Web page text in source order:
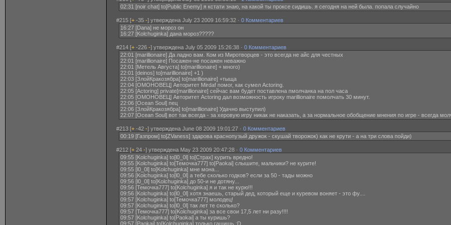
02:31 [noir chat] to[Public Enemy] я кстати знаю, на какой ты проксе сидишь. я сегодня на ней была. попала случайно
#215 [+ -35 -] утверждена July 23 2009 16:59:32 · 0 Комментариев
16:27 [Dana] не мороз он
16:27 [Kolchuginka] дана мороз?????
#214 [+ -226 -] утверждена July 05 2009 15:26:38 · 0 Комментариев
22:01 [marillionaire] Да ладно вам. Ком из Миротворцев - это всегда не айс для честных
22:01 [marillionaire] Посажен-не посажен неважно
22:01 [Метель Августа] to[marillionaire] + много)
22:01 [deinos] to[marillionaire] +1 )
22:03 [ЗлойКракозябра] to[marillionaire] +тыща
22:04 [ОМОНОВЕЦ] Авторитет Mirdaf помог, как сумел Actoring.
22:05 [Actoring] private[marillionaire] сейчас вам будет поставлена пмолчанка на пол часа
22:05 [ОМОНОВЕЦ] Авторитет Actoring дал возможность игроку marillionaire помолчать 30 минут.
22:06 [Ocean Soul] пец
22:06 [ЗлойКракозябра] to[marillionaire] Удачно выступил)
22:07 [Ocean Soul] вот так всегда - за херовую игру никак не наказать, а за нормальное обобщение мнения по игре - всегда
#213 [+ -42 -] утверждена June 08 2009 19:01:27 · 0 Комментариев
00:19 [Газпром] to[ZVaness] здарова краснопузый дружок - скушай творожок) как не крути - а на три слова пойди)
#212 [+ 24 -] утверждена May 23 2009 20:47:28 · 0 Комментариев
09:55 [Kolchuginka] to[l0_0l] to[Страх] курить вредно!
09:55 [Kolchuginka] to[Темочка777] to[Paokai] слышите, мальчики? не курите!
09:55 [l0_0l] to[Kolchuginka] мне мона...
09:56 [Kolchuginka] to[l0_0l] а тебе сколько годков? если за 50 - тады можно
09:56 [l0_0l] to[Kolchuginka] до 50-и не дотяну...
09:56 [Темочка777] to[Kolchuginka] я и так не курю!!!
09:56 [Kolchuginka] to[l0_0l] хотя знаешь, старый дед, который еще и куревом воняет - это фу....
09:57 [Kolchuginka] to[Темочка777] молодец!
09:57 [Kolchuginka] to[l0_0l] так лет те сколько?
09:57 [Темочка777] to[Kolchuginka] за все свои 17,5 лет ни разу!!!!
09:57 [Kolchuginka] to[Paokai] а ты куришь?
09:57 [Paokai] to[Kolchuginka] только гашишь :D